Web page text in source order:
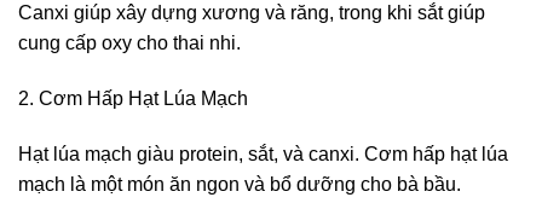
Canxi giúp xây dựng xương và răng, trong khi sắt giúp
cung cấp oxy cho thai nhi.
2. Cơm Hấp Hạt Lúa Mạch
Hạt lúa mạch giàu protein, sắt, và canxi. Cơm hấp hạt lúa
mạch là một món ăn ngon và bổ dưỡng cho bà bầu.